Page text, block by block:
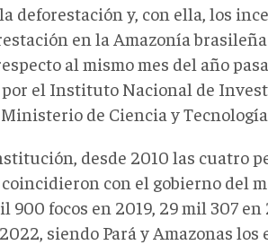
deforestación y, con ella, los
en la Amazonía
al mismo mes del año
el Instituto Nacional de
de Ciencia y
desde 2010 las cuatro
con el gobierno del
900 focos en 2019, 29 mil 307
siendo Pará y Amazonas los